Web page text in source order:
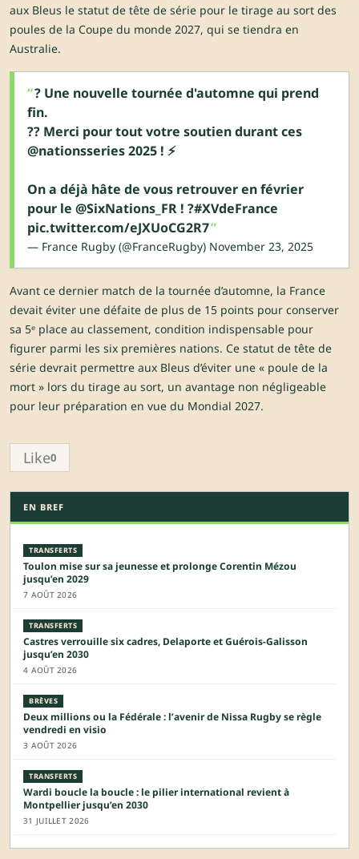
aux Bleus le statut de tête de série pour le tirage au sort des
poules de la Coupe du monde 2027, qui se tiendra en
Australie.
? Une nouvelle tournée d'automne qui prend
fin.
?? Merci pour tout votre soutien durant ces
@nationsseries2025 ! ⚡️
On a déjà hâte de vous retrouver en février
pour le @SixNations_FR ! ?#XVdeFrance
pic.twitter.com/eJXUoCG2R7
— France Rugby (@FranceRugby) November 23, 2025
Avant ce dernier match de la tournée d’automne, la France
devait éviter une défaite de plus de 15 points pour conserver
sa 5ᵉ place au classement, condition indispensable pour
figurer parmi les six premières nations. Ce statut de tête de
série devrait permettre aux Bleus d’éviter une « poule de la
mort » lors du tirage au sort, un avantage non négligeable
pour leur préparation en vue du Mondial 2027.
Like0
EN BREF
TRANSFERTS
Toulon mise sur sa jeunesse et prolonge Corentin Mézou
jusqu’en 2029
7 AOÛT 2026
TRANSFERTS
Castres verrouille six cadres, Delaporte et Guérois-Galisson
jusqu’en 2030
4 AOÛT 2026
BRÈVES
Deux millions ou la Fédérale : l’avenir de Nissa Rugby se règle
vendredi en visio
3 AOÛT 2026
TRANSFERTS
Wardi boucle la boucle : le pilier international revient à
Montpellier jusqu’en 2030
31 JUILLET 2026